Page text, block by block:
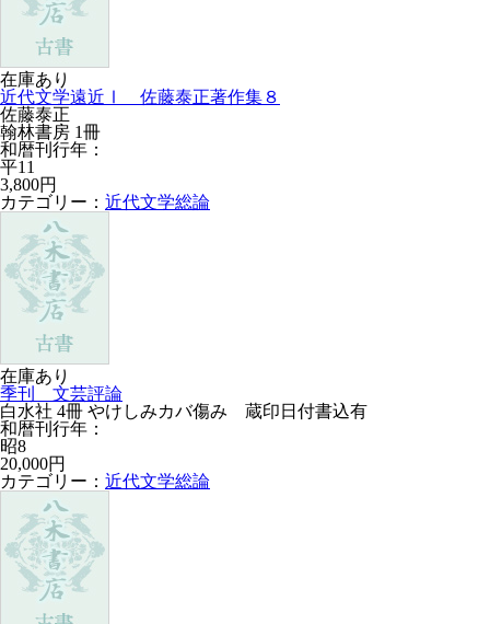
在庫あり
近代文学遠近Ⅰ 佐藤泰正著作集８
佐藤泰正
翰林書房 1冊
和暦刊行年：
平11
3,800円
カテゴリー： 近代文学総論
在庫あり
季刊 文芸評論
白水社 4冊 やけしみカバ傷み 蔵印日付書込有
和暦刊行年：
昭8
20,000円
カテゴリー： 近代文学総論